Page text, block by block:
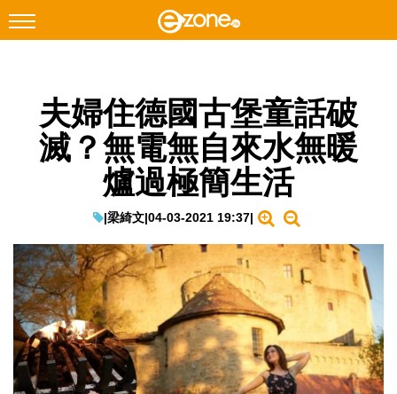
Facebook Instagram
科技焦點
教學評測
EduTech
IT Times
生成式AI與雲端應用
Enterprise Digital Transformation
夫婦住德國古堡童話破
滅？無電無自來水無暖
爐過極簡生活
|梁綺文|04-03-2021 19:37|